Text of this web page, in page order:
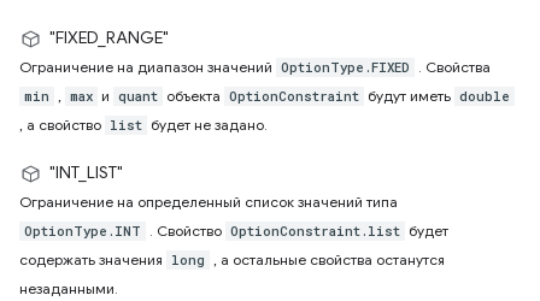
"FIXED_RANGE"
Ограничение на диапазон значений OptionType.FIXED . Свойства
min , max и quant объекта OptionConstraint будут иметь double
, а свойство list будет не задано.
"INT_LIST"
Ограничение на определенный список значений типа
OptionType.INT . Свойство OptionConstraint.list будет
содержать значения
long , а остальные свойства останутся
незаданными.